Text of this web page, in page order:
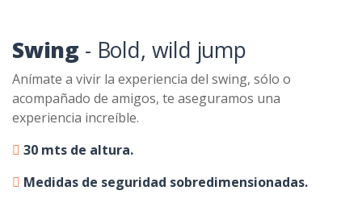
Swing - Bold, wild jump
Anímate a vivir la experiencia del swing, sólo o
acompañado de amigos, te aseguramos una
experiencia increíble.
30 mts de altura.
Medidas de seguridad sobredimensionadas.